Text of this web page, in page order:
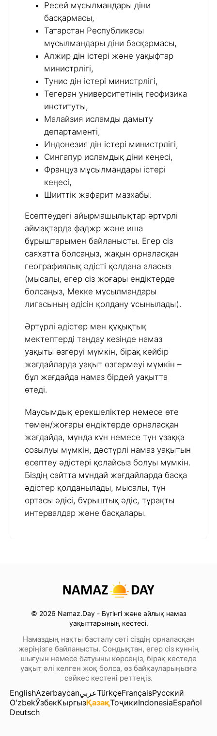
Ресей мұсылмандары діни
басқармасы,
Татарстан Республикасы
мұсылмандары діни басқармасы,
Алжир дін істері және уақыфтар
министрлігі,
Тунис дін істері министрлігі,
Тегеран университетінің геофизика
институты,
Малайзия исламды дамыту
департаменті,
Индонезия дін істері министрлігі,
Сингапур исламдық діни кеңесі,
Француз мұсылмандары істері
кеңесі,
Шииттік жафарит мазхабы.
Есептеудегі айырмашылықтар әртүрлі
аймақтарда фаджр және иша
бұрыштарымен байланысты. Егер сіз
саяхатта болсаңыз, жақын орналасқан
географиялық әдісті қолдана аласыз
(мысалы, егер сіз жоғары ендіктерде
болсаңыз, Мекке мұсылмандары
лигасының әдісін қолдану ұсынылады).
Әртүрлі әдістер мен құқықтық
мектептерді таңдау кезінде намаз
уақыты өзгеруі мүмкін, бірақ кейбір
жағдайларда уақыт өзгермеуі мүмкін –
бұл жағдайда намаз бірдей уақытта
өтеді.
Маусымдық ерекшеліктер немесе өте
төмен/жоғары ендіктерде орналасқан
жағдайда, мұнда күн немесе түн ұзаққа
созылуы мүмкін, дәстүрлі намаз уақытын
есептеу әдістері қолайсыз болуы мүмкін.
Біздің сайтта мұндай жағдайларда басқа
әдістер қолданылады, мысалы, түн
ортасы әдісі, бұрыштық әдіс, тұрақты
интервалдар және басқалары.
© 2026 Namaz.Day - Бүгінгі және айлық намаз
уақыттарының кестесі.
Намаздың нақты басталу сәті сіздің орналасқан
жеріңізге байланысты. Сондықтан, егер сіз күннің
шығуын немесе батуыны көрсеңіз, бірақ кестеде
уақыт әлі келген жоқ болса, өз байқауларыңызға
сәйкес кестені реттеңіз.
EnglishAzərbaycanعربيTürkçeFrançaisРусский
O'zbekЎзбекКыргызҚазақТоҷикиIndonesiaEspañol
Deutsch